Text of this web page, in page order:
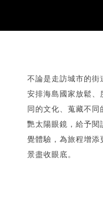
不論是走訪城市的街
安排海島國家放鬆、
同的文化、蒐藏不同
艷太陽眼鏡，給予
覺體驗，為旅程增
景盡收眼底。